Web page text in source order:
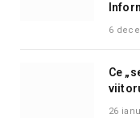
6
Ce
26